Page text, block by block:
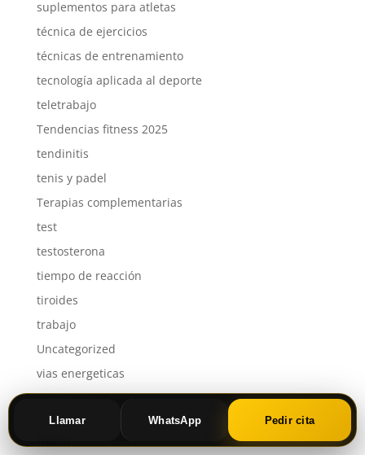
suplementos para atletas
técnica de ejercicios
técnicas de entrenamiento
tecnología aplicada al deporte
teletrabajo
Tendencias fitness 2025
tendinitis
tenis y padel
Terapias complementarias
test
testosterona
tiempo de reacción
tiroides
trabajo
Uncategorized
vias energeticas
vida saludable
Llamar WhatsApp Pedir cita